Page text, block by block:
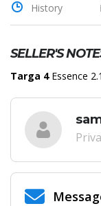
History
SELLER'S
Targa 4Essence